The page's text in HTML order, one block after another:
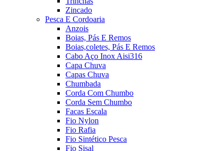
Zincado
Pesca E Cordoaria
Anzois
Boias, Pás E Remos
Boias,coletes, Pás E Remos
Cabo Aço Inox Aisi316
Capa Chuva
Capas Chuva
Chumbada
Corda Com Chumbo
Corda Sem Chumbo
Facas Escala
Fio Nylon
Fio Rafia
Fio Sintético Pesca
Fio Sisal